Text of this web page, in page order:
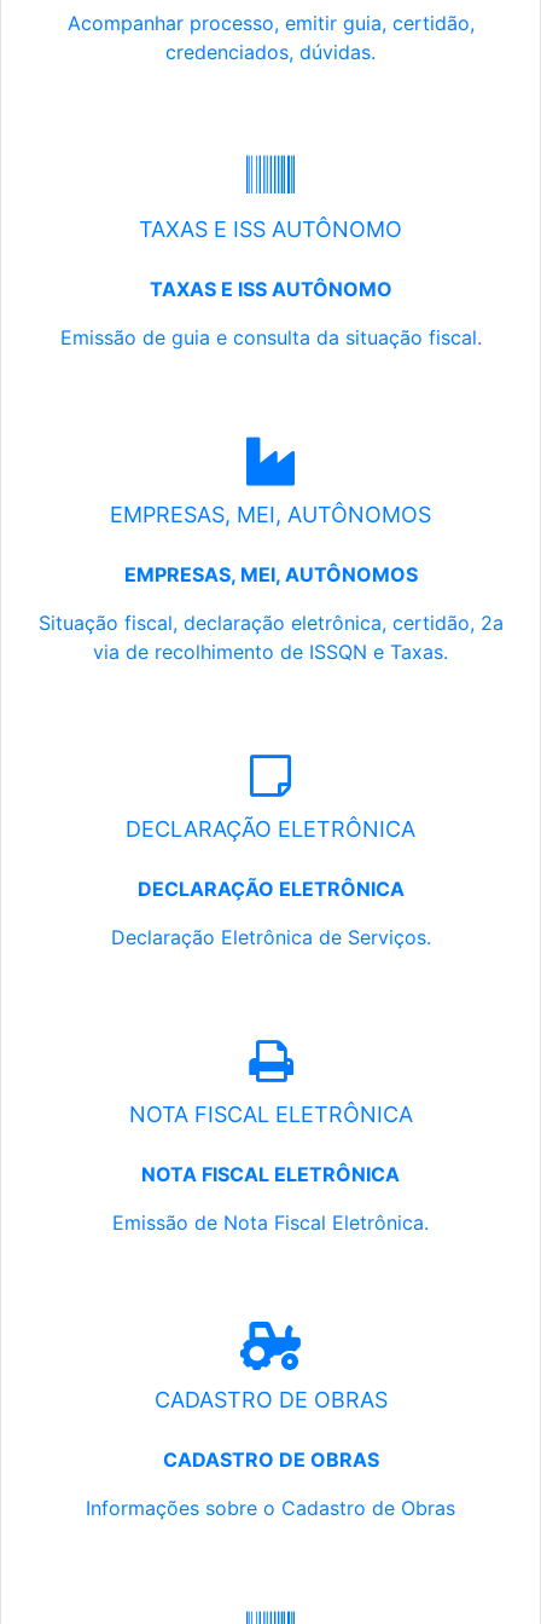
Acompanhar processo, emitir guia, certidão,
credenciados, dúvidas.
TAXAS E ISS AUTÔNOMO
TAXAS E ISS AUTÔNOMO
Emissão de guia e consulta da situação fiscal.
EMPRESAS, MEI, AUTÔNOMOS
EMPRESAS, MEI, AUTÔNOMOS
Situação fiscal, declaração eletrônica, certidão, 2a
via de recolhimento de ISSQN e Taxas.
DECLARAÇÃO ELETRÔNICA
DECLARAÇÃO ELETRÔNICA
Declaração Eletrônica de Serviços.
NOTA FISCAL ELETRÔNICA
NOTA FISCAL ELETRÔNICA
Emissão de Nota Fiscal Eletrônica.
CADASTRO DE OBRAS
CADASTRO DE OBRAS
Informações sobre o Cadastro de Obras